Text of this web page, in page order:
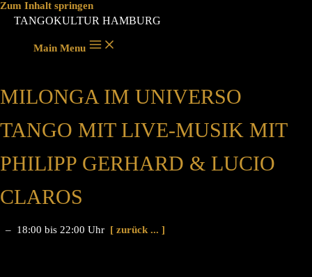
Zum Inhalt springen
TANGOKULTUR HAMBURG
Main Menu
MILONGA IM UNIVERSO
TANGO MIT LIVE-MUSIK MIT
PHILIPP GERHARD & LUCIO
CLAROS
– 18:00 bis 22:00 Uhr [ zurück ... ]